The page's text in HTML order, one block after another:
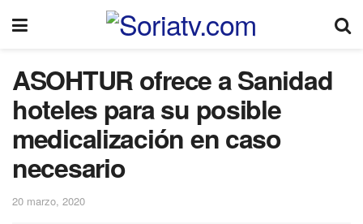
ASOHTUR ofrece a Sanidad
hoteles para su posible
medicalización en caso
necesario
20 marzo, 2020